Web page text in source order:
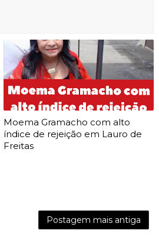
Moema Gramacho com alto
índice de rejeição em Lauro de
Freitas
Postagem mais antiga